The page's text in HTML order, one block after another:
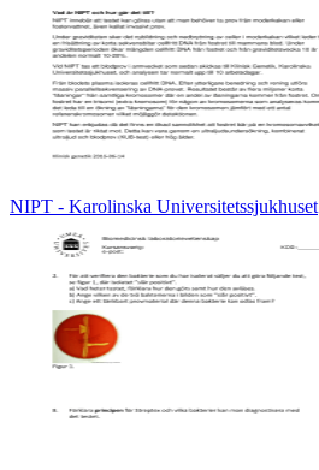
NIPT - Karolinska Universitetssjukhuset